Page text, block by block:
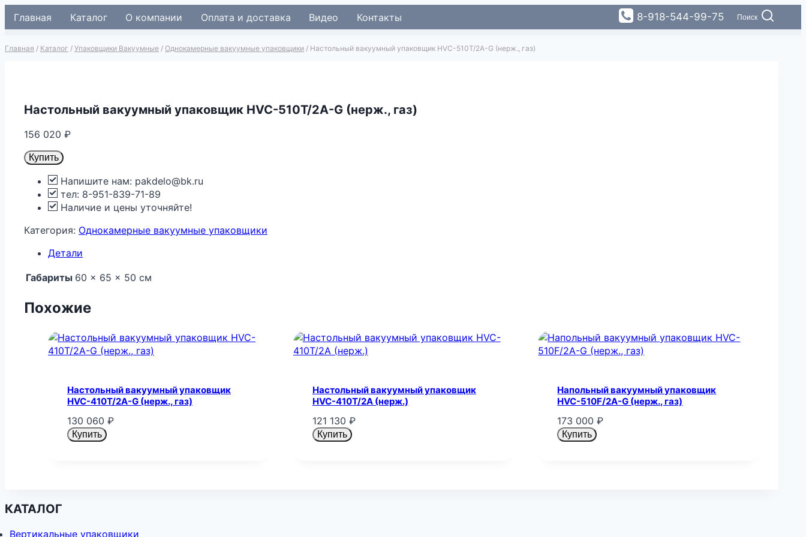
Перейти
Главная Каталог О компании Оплата и доставка Видео Контакты 8-918-544-99-75 Поиск
Главная / Каталог / Упаковщики Вакуумные / Однокамерные вакуумные упаковщики / Настольный вакуумный упаковщик HVC-510T/2A-G (нерж., газ)
Настольный вакуумный упаковщик HVC-510T/2A-G (нерж., газ)
156 020 ₽
Купить
Напишите нам: pakdelo@bk.ru
тел: 8-951-839-71-89
Наличие и цены уточняйте!
Категория: Однокамерные вакуумные упаковщики
Детали
Габариты 60 × 65 × 50 см
Похожие
Настольный вакуумный упаковщик
HVC-410T/2A-G (нерж., газ)
130 060 ₽
Купить
Настольный вакуумный упаковщик
HVC-410T/2A (нерж.)
121 130 ₽
Купить
Напольный вакуумный упаковщик
HVC-510F/2A-G (нерж., газ)
173 000₽
Купить
КАТАЛОГ
Вертикальные упаковщики